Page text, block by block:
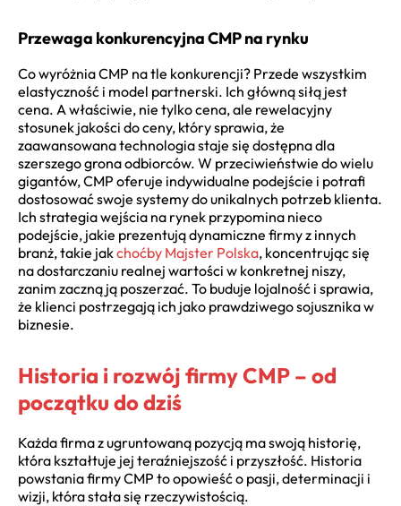
Przewaga konkurencyjna CMP na rynku
Co wyróżnia CMP na tle konkurencji? Przede wszystkim
elastyczność i model partnerski. Ich główną siłą jest
cena. A właściwie, nie tylko cena, ale rewelacyjny
stosunek jakości do ceny, który sprawia, że
zaawansowana technologia staje się dostępna dla
szerszego grona odbiorców. W przeciwieństwie do wielu
gigantów, CMP oferuje indywidualne podejście i potrafi
dostosować swoje systemy do unikalnych potrzeb klienta.
Ich strategia wejścia na rynek przypomina nieco
podejście, jakie prezentują dynamiczne firmy z innych
branż, takie jakchoćby Majster Polska, koncentrując się
na dostarczaniu realnej wartości w konkretnej niszy,
zanim zaczną ją poszerzać. To buduje lojalność i sprawia,
że klienci postrzegają ich jako prawdziwego sojusznika w
biznesie.
Historia i rozwój firmy CMP – od
początku do dziś
Każda firma z ugruntowaną pozycją ma swoją historię,
która kształtuje jej teraźniejszość i przyszłość. Historia
powstania firmy CMP to opowieść o pasji, determinacji i
wizji, która stała się rzeczywistością.